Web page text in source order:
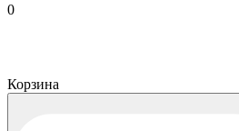
0
Корзина